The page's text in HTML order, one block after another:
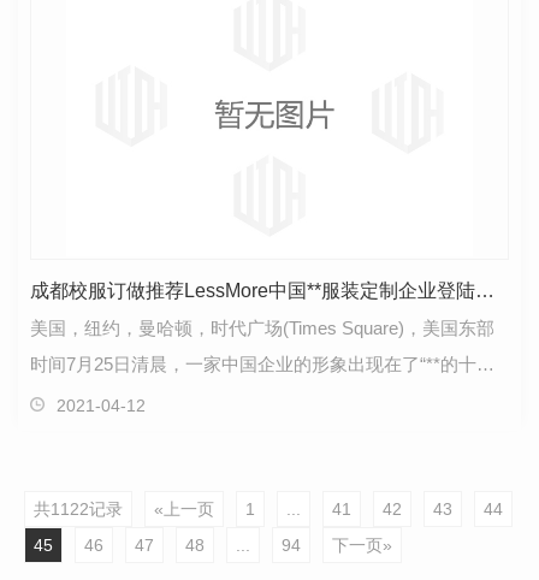
成都校服订做推荐LessMore中国**服装定制企业登陆纽约时代广场
美国，纽约，曼哈顿，时代广场(Times Square)，美国东部
时间7月25日清晨，一家中国企业的形象出现在了“**的十字
路口”时代广场“****屏”纳斯达克巨幕上。来自中…
2021-04-12
共1122记录 «上一页 1 ... 41 42 43
44
45
46 47 48 ... 94 下一页»